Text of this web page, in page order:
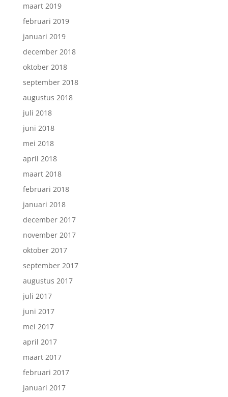
maart 2019
februari 2019
januari 2019
december 2018
oktober 2018
september 2018
augustus 2018
juli 2018
juni 2018
mei 2018
april 2018
maart 2018
februari 2018
januari 2018
december 2017
november 2017
oktober 2017
september 2017
augustus 2017
juli 2017
juni 2017
mei 2017
april 2017
maart 2017
februari 2017
januari 2017